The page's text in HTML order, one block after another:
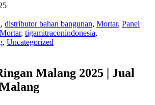
, distributor bahan bangunan, Mortar, Panel
, tigamitraconindonesia,
, Uncategorized
Malang 2025 | Jual